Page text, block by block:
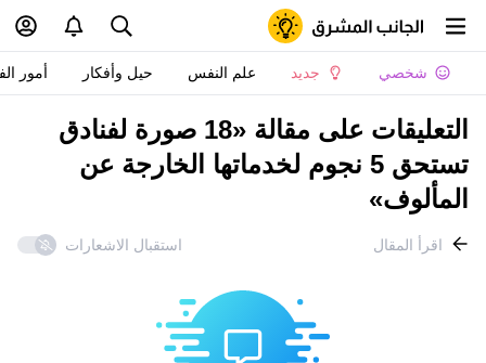
شخصي جديد علم النفس حيل وأفكار أمور
التعليقات على مقالة «18 صورة لفنادق
تستحق 5 نجوم لخدماتها الخارجة عن
المألوف»
اقرأ المقال استقبال الاشعارات